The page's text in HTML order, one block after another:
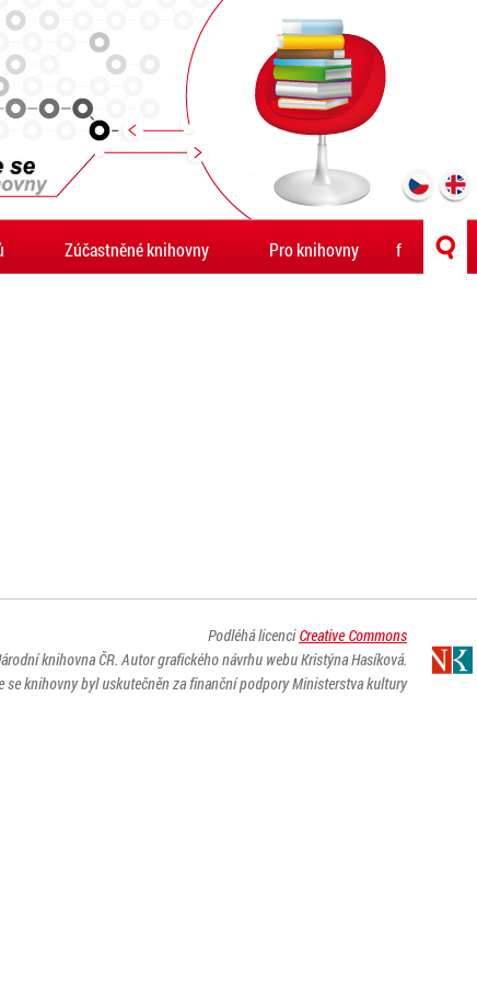
Zúčastněné knihovny Pro knihovny f
Podléhá licenciCreative Commons
knihovna ČR. Autor grafického návrhu webu Kristýna Hasíková.
se knihovny byl uskutečněn za finanční podpory Ministerstva kultury